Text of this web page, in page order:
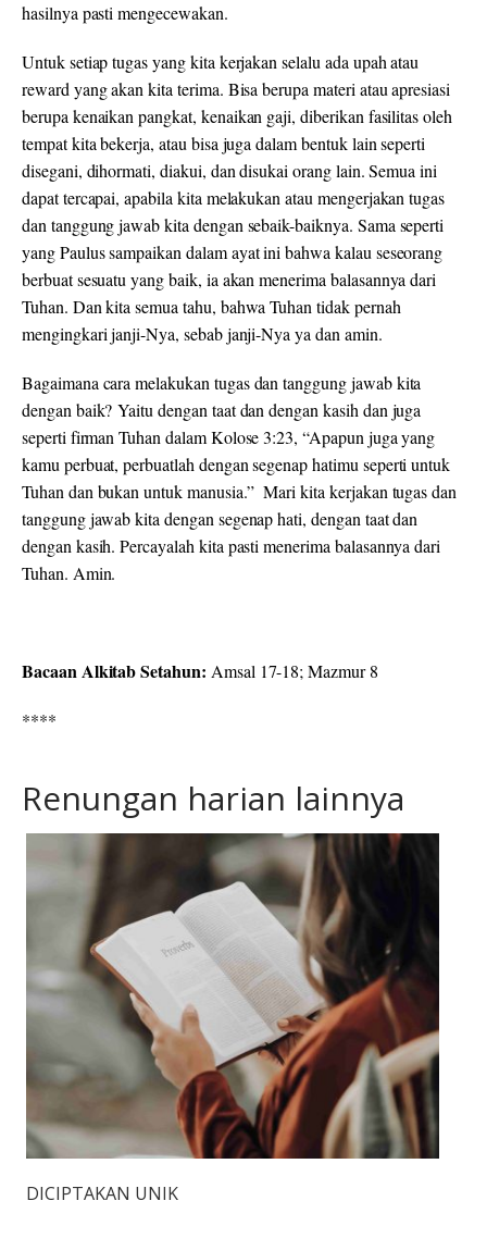
hasilnya pasti mengecewakan.
Untuk setiap tugas yang kita kerjakan selalu ada upah atau
reward yang akan kita terima. Bisa berupa materi atau apresiasi
berupa kenaikan pangkat, kenaikan gaji, diberikan fasilitas oleh
tempat kita bekerja, atau bisa juga dalam bentuk lain seperti
disegani, dihormati, diakui, dan disukai orang lain. Semua ini
dapat tercapai, apabila kita melakukan atau mengerjakan tugas
dan tanggung jawab kita dengan sebaik-baiknya. Sama seperti
yang Paulus sampaikan dalam ayat ini bahwa kalau seseorang
berbuat sesuatu yang baik, ia akan menerima balasannya dari
Tuhan. Dan kita semua tahu, bahwa Tuhan tidak pernah
mengingkari janji-Nya, sebab janji-Nya ya dan amin.
Bagaimana cara melakukan tugas dan tanggung jawab kita
dengan baik? Yaitu dengan taat dan dengan kasih dan juga
seperti firman Tuhan dalam Kolose 3:23, “Apapun juga yang
kamu perbuat, perbuatlah dengan segenap hatimu seperti untuk
Tuhan dan bukan untuk manusia.” Mari kita kerjakan tugas dan
tanggung jawab kita dengan segenap hati, dengan taat dan
dengan kasih. Percayalah kita pasti menerima balasannya dari
Tuhan. Amin.
Bacaan Alkitab Setahun: Amsal 17-18; Mazmur 8
****
Renungan harian lainnya
DICIPTAKAN UNIK